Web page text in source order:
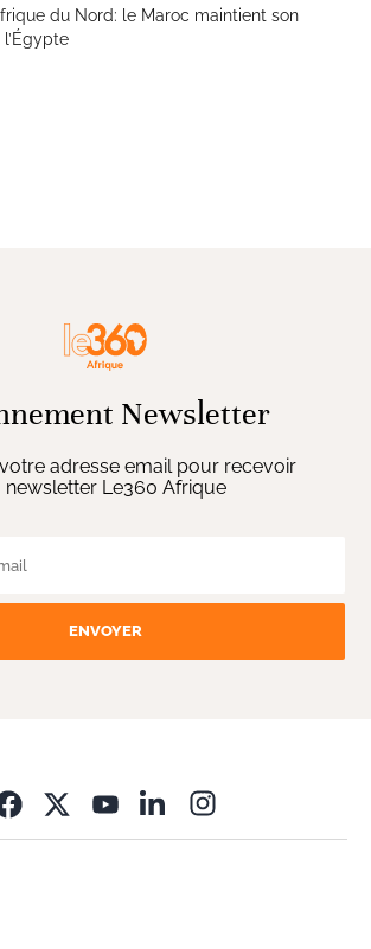
du Nord: le Maroc maintient son
Newsletter
adresse email pour recevoir
newsletter Le360 Afrique
ENVOYER